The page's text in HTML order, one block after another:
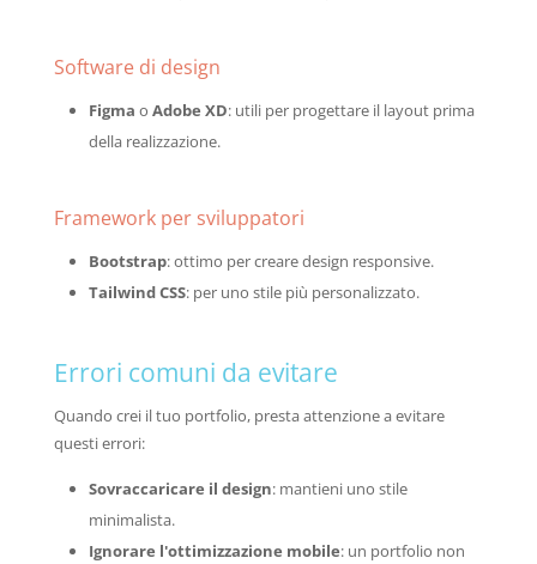
Software di design
Figma o Adobe XD: utili per progettare il layout prima
della realizzazione.
Framework per sviluppatori
Bootstrap: ottimo per creare design responsive.
Tailwind CSS: per uno stile più personalizzato.
Errori comuni da evitare
Quando crei il tuo portfolio, presta attenzione a evitare
questi errori:
Sovraccaricare il design: mantieni uno stile
minimalista.
Ignorare l'ottimizzazione mobile: un portfolio non